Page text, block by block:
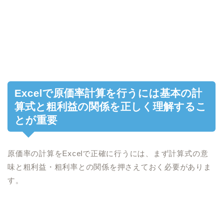
Excelで原価率計算を行うには基本の計
算式と粗利益の関係を正しく理解するこ
とが重要
原価率の計算をExcelで正確に行うには、まず計算式の意
味と粗利益・粗利率との関係を押さえておく必要がありま
す。